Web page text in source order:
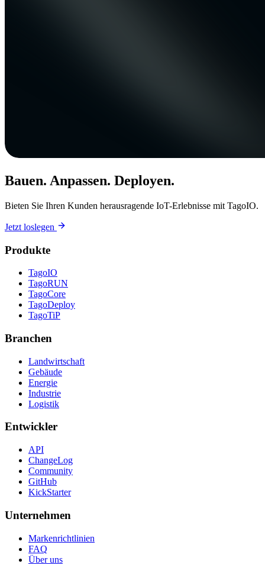
Bauen. Anpassen. Deployen.
Bieten Sie Ihren Kunden herausragende IoT-Erlebnisse mit TagoIO.
Jetzt loslegen
Produkte
TagoIO
TagoRUN
TagoCore
TagoDeploy
TagoTiP
Branchen
Landwirtschaft
Gebäude
Energie
Industrie
Logistik
Entwickler
API
ChangeLog
Community
GitHub
KickStarter
Unternehmen
Markenrichtlinien
FAQ
Über uns